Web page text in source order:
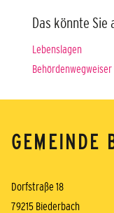
Das könnte
Lebenslagen
Behördenwegweiser
GEMEINDE
Dorfstraße 18
79215 Biederbach